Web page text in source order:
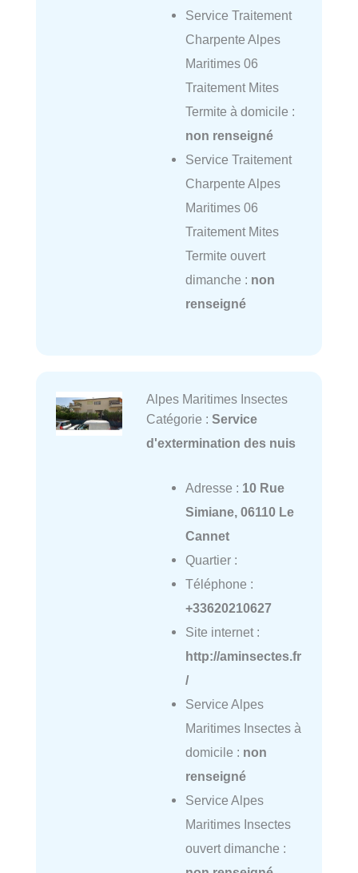
Service Traitement
Charpente Alpes
Maritimes 06
Traitement Mites
Termite à domicile :
non renseigné
Service Traitement
Charpente Alpes
Maritimes 06
Traitement Mites
Termite ouvert
dimanche : non
renseigné
Alpes Maritimes Insectes
Catégorie : Service
d'extermination des nuis
Adresse : 10 Rue
Simiane, 06110 Le
Cannet
Quartier :
Téléphone :
+33620210627
Site internet :
http://aminsectes.fr
/
Service Alpes
Maritimes Insectes à
domicile : non
renseigné
Service Alpes
Maritimes Insectes
ouvert dimanche :